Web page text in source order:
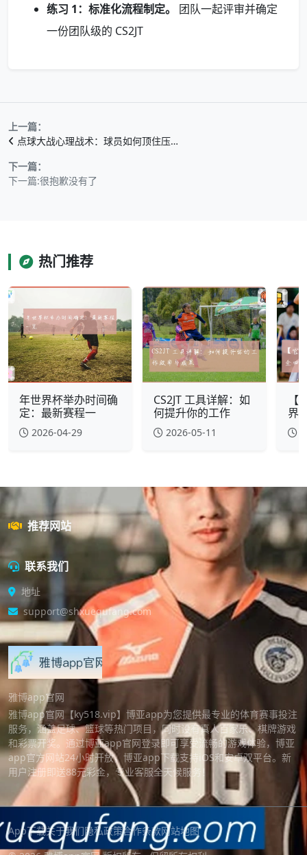
练习 1：标准化流程制定。
团队一起评审并确定
一份团队级的 CS2JT
上一篇：
点球大战心理战术：球员如何顶住压…
下一篇：
下一篇:很抱歉没有了
热门推荐
年世界杯举办时间确
定：最新赛程一
2026-04-29
CS2JT 工具详解：如
何提升你的工作
2026-05-11
界
推荐网站
联系我们
地址
support@shxuequfang.com
雅博app官网
雅博app官网【ky518.vip】博亚app为您提供最专业的体育赛事投注
服务，涵盖足球、篮球等热门项目，同时设有真人百家乐、棋牌游戏
和彩票开奖。通过博亚app官网登录即可享受流畅的游戏体验，博亚
app官方网站24小时开放，博亚app下载支持iOS和安卓双平台。新
用户注册即送88元彩金，专业客服全天候服务！
App下载关于我们隐私政策合作条款网站地图